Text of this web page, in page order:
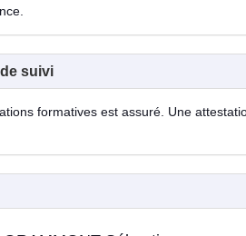
suivi
formatives est assuré. Une